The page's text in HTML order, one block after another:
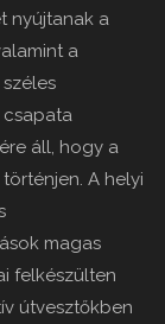
nyújtanak a
a
csapata
áll, hogy a
A helyi
magas
felkészülten
útvesztőkben